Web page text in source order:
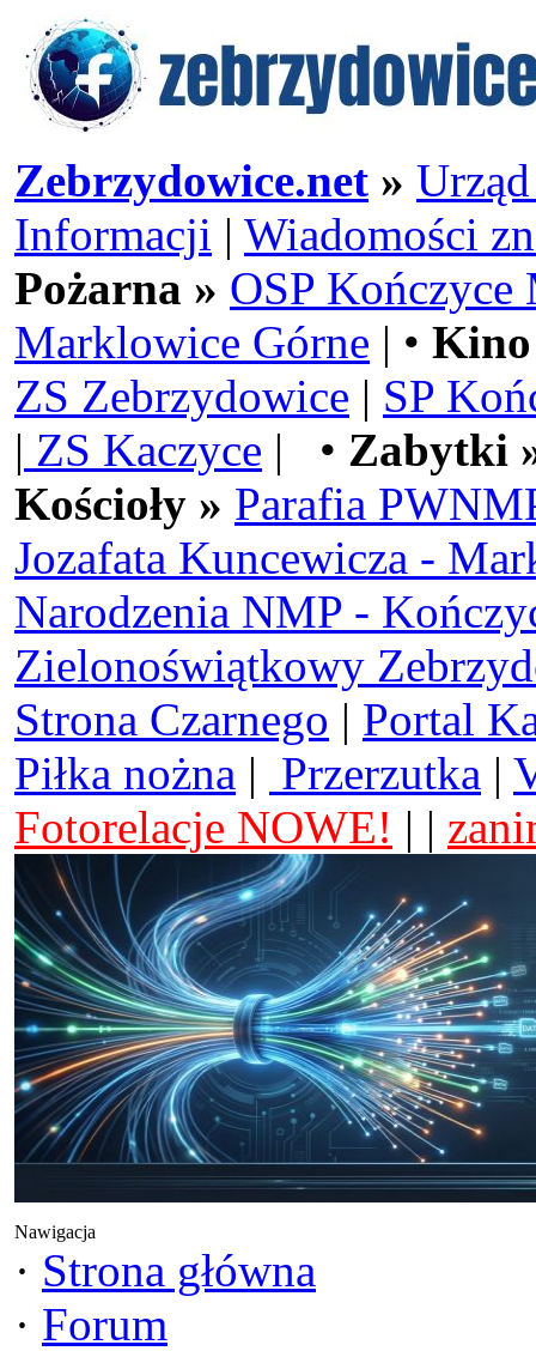
Zebrzydowice.net »
Informacji | Wiadomości
Pożarna » OSP Kończyce
Marklowice Górne | •
ZS Zebrzydowice | SP
| ZS Kaczyce | • Zabytki
Kościoły » Parafia
Jozafata Kuncewicza -
Narodzenia NMP -
Zielonoświątkowy
Strona Czarnego | Portal
Piłka nożna | Przerzutka |
Fotorelacje NOWE! | |
Nawigacja
· Strona główna
· Forum